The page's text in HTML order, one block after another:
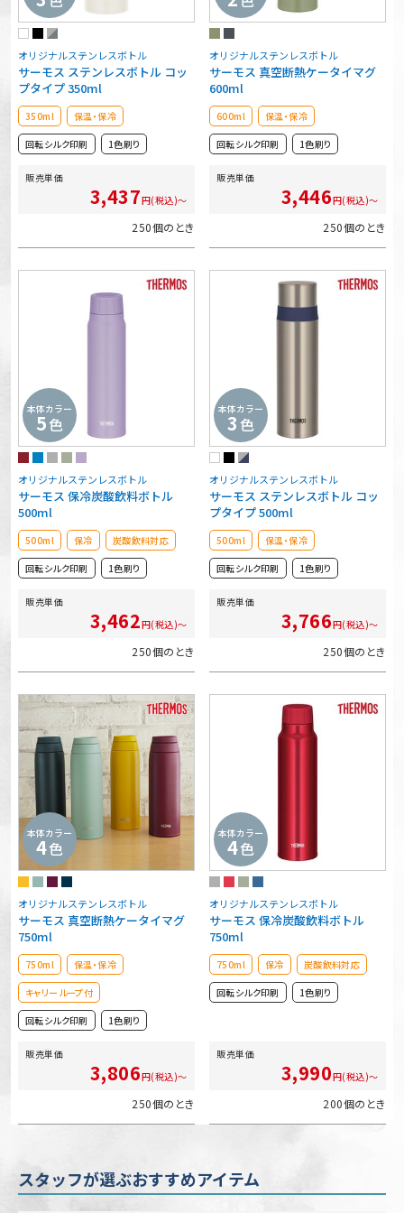
オリジナルステンレスボトル
サーモス ステンレスボトル コッ
プタイプ 350ml
350ml 保温・保冷
回転シルク印刷 1色刷り
販売単価
3,437円(税込)～
250個のとき
オリジナルステンレスボトル
サーモス 真空断熱ケータイマグ
600ml
600ml 保温・保冷
回転シルク印刷 1色刷り
販売単価
3,446円(税込)～
250個のとき
本体カラー
5色
オリジナルステンレスボトル
サーモス 保冷炭酸飲料ボトル
500ml
500ml 保冷 炭酸飲料対応
回転シルク印刷 1色刷り
販売単価
3,462円(税込)～
250個のとき
本体カラー
3色
オリジナルステンレスボトル
サーモス ステンレスボトル コッ
プタイプ 500ml
500ml 保温・保冷
回転シルク印刷 1色刷り
販売単価
3,766円(税込)～
250個のとき
本体カラー
4色
オリジナルステンレスボトル
サーモス 真空断熱ケータイマグ
750ml
750ml 保温・保冷
キャリーループ付
回転シルク印刷 1色刷り
販売単価
3,806円(税込)～
250個のとき
本体カラー
4色
オリジナルステンレスボトル
サーモス 保冷炭酸飲料ボトル
750ml
750ml 保冷 炭酸飲料対応
回転シルク印刷 1色刷り
販売単価
3,990円(税込)～
200個のとき
スタッフが選ぶおすすめアイテム